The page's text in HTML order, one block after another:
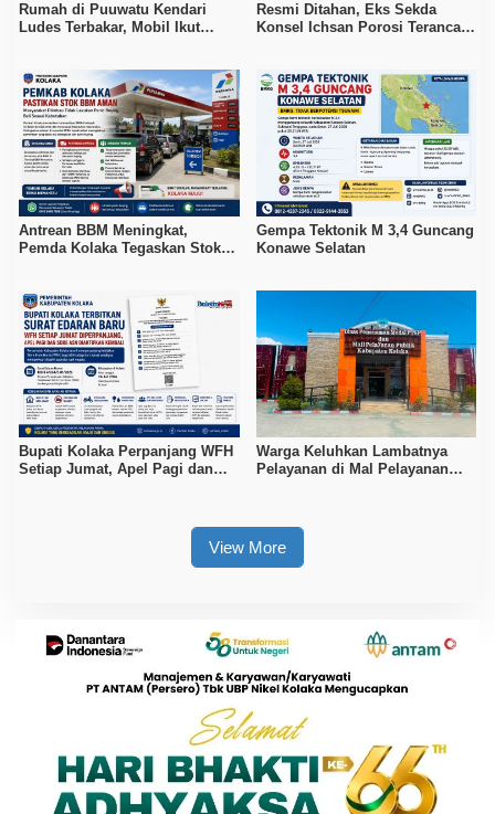
Rumah di Puuwatu Kendari
Ludes Terbakar, Mobil Ikut
Resmi Ditahan, Eks Sekda
Konsel Ichsan Porosi Terancam
Antrean BBM Meningkat,
Pemda Kolaka Tegaskan Stok
Gempa Tektonik M 3,4 Guncang
Konawe Selatan
Bupati Kolaka Perpanjang WFH
Setiap Jumat, Apel Pagi dan
Warga Keluhkan Lambatnya
Pelayanan di Mal Pelayanan
View More